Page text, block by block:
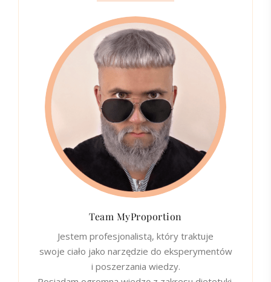
Team MyProportion
Jestem profesjonalistą, który traktuje
swoje ciało jako narzędzie do eksperymentów
i poszerzania wiedzy.